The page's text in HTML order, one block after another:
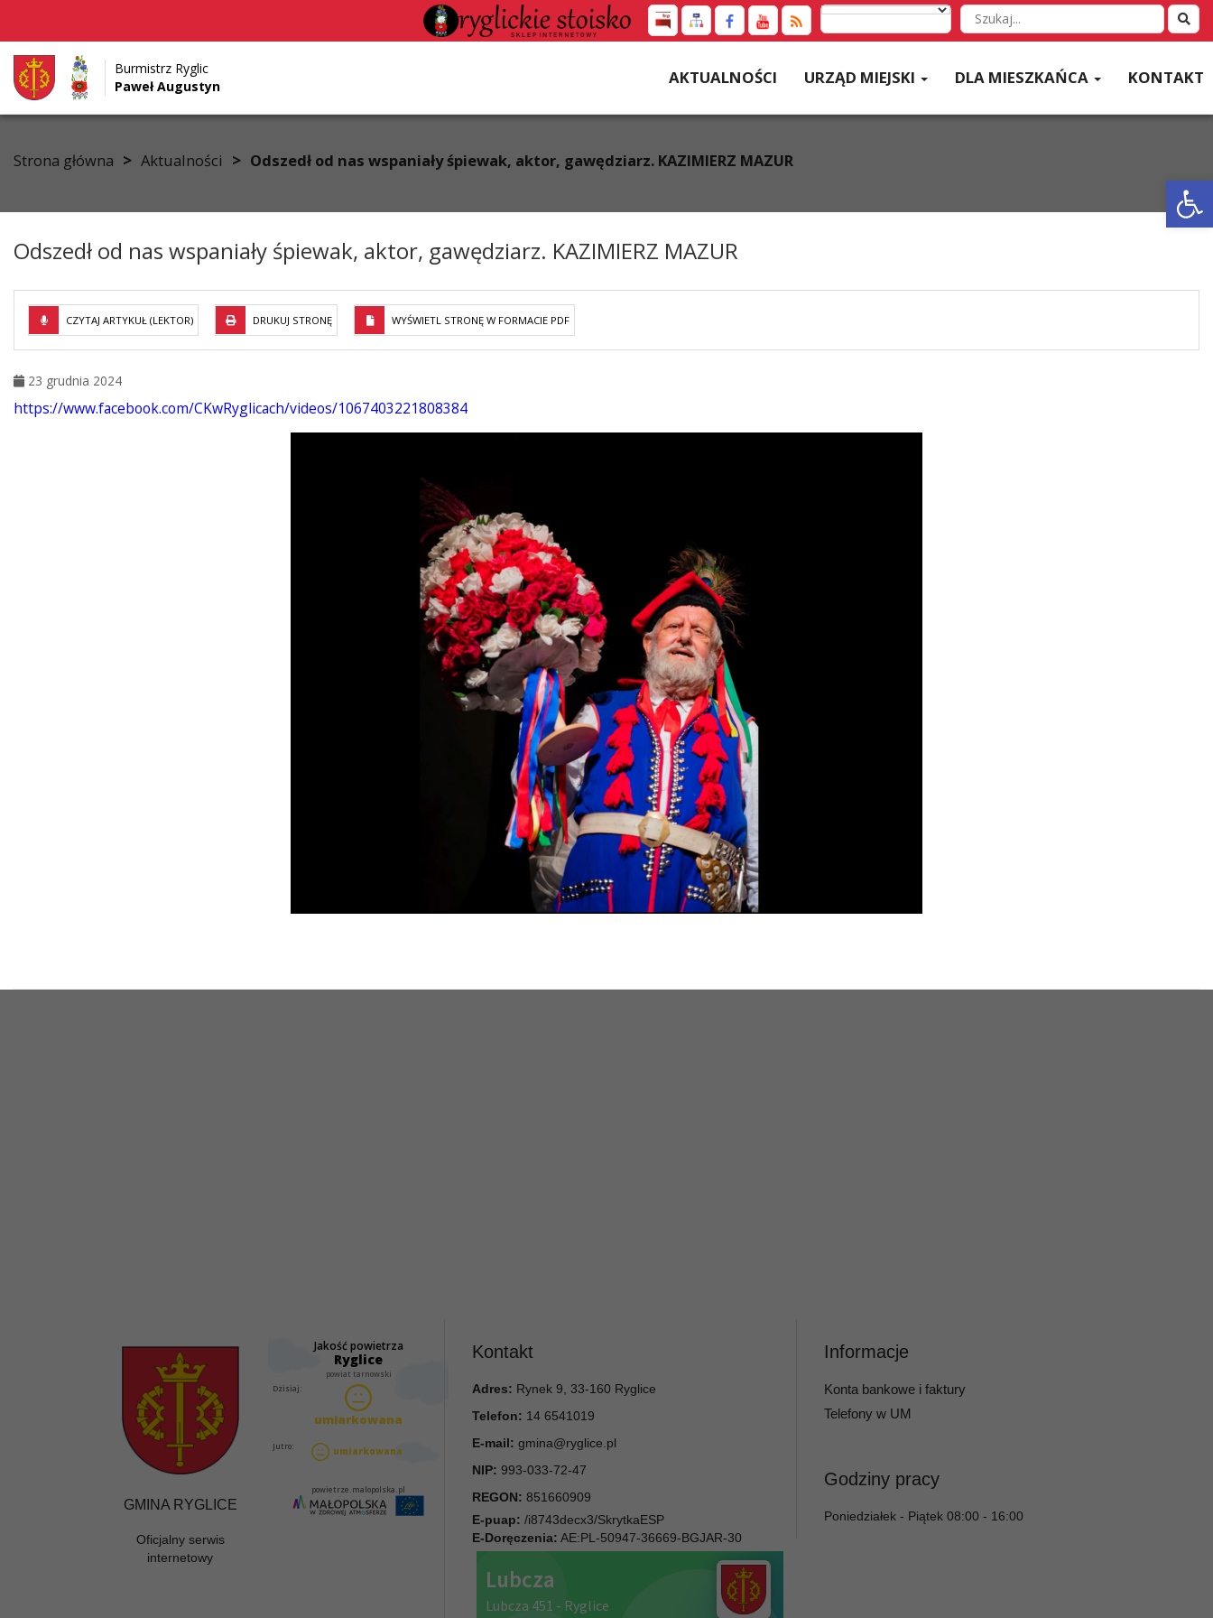
Przejdź do menu
Przejdź do głównej treści strony
Przejdź do stopki strony
Wyszukaj
w
Burmistrz Ryglic
Paweł Augustyn
AKTUALNOŚCI URZĄD MIEJSKI DLA MIESZKAŃCA KONTAKT
Strona główna > Aktualności > Odszedł od nas wspaniały śpiewak, aktor, gawędziarz. KAZIMIERZ MAZUR
Odszedł od nas wspaniały śpiewak, aktor, gawędziarz. KAZIMIERZ MAZUR
CZYTAJ ARTYKUŁ (LEKTOR) DRUKUJ STRONĘ WYŚWIETL STRONĘ W FORMACIE PDF
23 grudnia 2024
https://www.facebook.com/CKwRyglicach/videos/1067403221808384
GMINA RYGLICE
Oficjalny serwis
internetowy
Kontakt
Adres: Rynek 9, 33-160 Ryglice
Telefon: 14 6541019
E-mail: gmina@ryglice.pl
NIP: 993-033-72-47
REGON: 851660909
E-puap: /i8743decx3/SkrytkaESP
E-Doręczenia: AE:PL-50947-36669-BGJAR-30
Informacje
Konta bankowe i faktury
Telefony w UM
Godziny pracy
Poniedziałek - Piątek 08:00 - 16:00